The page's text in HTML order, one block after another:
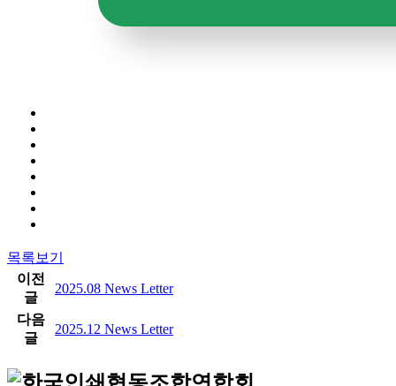
목록보기
이전
글
2025.08 News Letter
다음
글
2025.12 News Letter